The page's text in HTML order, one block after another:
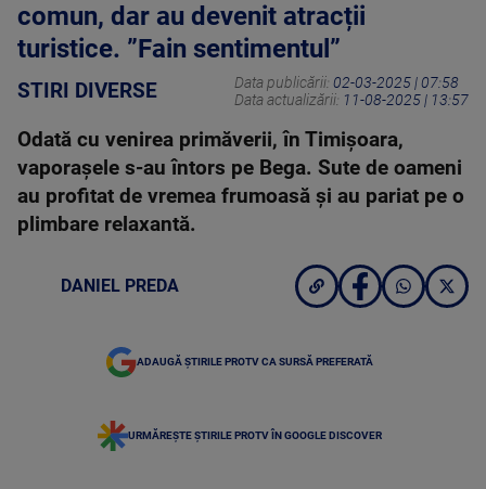
comun, dar au devenit atracții
turistice. ”Fain sentimentul”
STIRI DIVERSE Data publicării: 02-03-2025 | 07:58
Data actualizării: 11-08-2025 | 13:57
Odată cu venirea primăverii, în Timișoara,
vaporașele s-au întors pe Bega. Sute de oameni
au profitat de vremea frumoasă și au pariat pe o
plimbare relaxantă.
DANIEL PREDA
ADAUGĂ ȘTIRILE PROTV CA SURSĂ PREFERATĂ
URMĂREȘTE ȘTIRILE PROTV ÎN GOOGLE DISCOVER